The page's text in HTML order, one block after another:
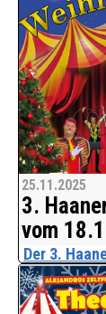
Mit Heavy
ein neues
Premiere im
88637
Das Event
klassischen
25.11.2025
3.
vom
Der 3.
die Magie
Manege.